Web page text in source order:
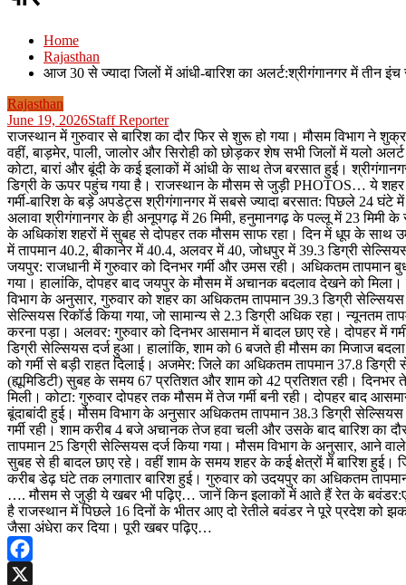
Home
Rajasthan
आज 30 से ज्यादा जिलों में आंधी-बारिश का अलर्ट:श्रीगंगानगर में तीन इंच
Rajasthan
June 19, 2026Staff Reporter
राजस्थान में गुरुवार से बारिश का दौर फिर से शुरू हो गया। मौसम विभाग ने
वहीं, बाड़मेर, पाली, जालोर और सिरोही को छोड़कर शेष सभी जिलों में यलो
कोटा, बारां और बूंदी के कई इलाकों में आंधी के साथ तेज बरसात हुई।
डिग्री के ऊपर पहुंच गया है। राजस्थान के मौसम से जुड़ी PHOTOS… ये शहर
गर्मी-बारिश के बड़े अपडेट्स श्रीगंगानगर में सबसे ज्यादा बरसात: पिछले 24 घंटे
अलावा श्रीगंगानगर के ही अनूपगढ़ में 26 मिमी, हनुमानगढ़ के पल्लू में 23 मिमी
के अधिकांश शहरों में सुबह से दोपहर तक मौसम साफ रहा। दिन में धूप के साथ
में तापमान 40.2, बीकानेर में 40.4, अलवर में 40, जोधपुर में 39.3 डिग्री
जयपुर: राजधानी में गुरुवार को दिनभर गर्मी और उमस रही। अधिकतम तापमान
गया। हालांकि, दोपहर बाद जयपुर के मौसम में अचानक बदलाव देखने को
विभाग के अनुसार, गुरुवार को शहर का अधिकतम तापमान 39.3 डिग्री सेल्सियस
सेल्सियस रिकॉर्ड किया गया, जो सामान्य से 2.3 डिग्री अधिक रहा। न्यूनतम
करना पड़ा। अलवर: गुरुवार को दिनभर आसमान में बादल छाए रहे। दोपहर में
डिग्री सेल्सियस दर्ज हुआ। हालांकि, शाम को 6 बजते ही मौसम का मिजाज
को गर्मी से बड़ी राहत दिलाई। अजमेर: जिले का अधिकतम तापमान 37.8
(ह्यूमिडिटी) सुबह के समय 67 प्रतिशत और शाम को 42 प्रतिशत रही।
मिली। कोटा: गुरुवार दोपहर तक मौसम में तेज गर्मी बनी रही। दोपहर
बूंदाबांदी हुई। मौसम विभाग के अनुसार अधिकतम तापमान 38.3 डिग्री
गर्मी रही। शाम करीब 4 बजे अचानक तेज हवा चली और उसके बाद बारिश का
तापमान 25 डिग्री सेल्सियस दर्ज किया गया। मौसम विभाग के अनुसार, आने
सुबह से ही बादल छाए रहे। वहीं शाम के समय शहर के कई क्षेत्रों में बारिश
करीब डेढ़ घंटे तक लगातार बारिश हुई। गुरुवार को उदयपुर का अधिकतम
…. मौसम से जुड़ी ये खबर भी पढ़िए… जानें किन इलाकों में आते हैं रेत के
है राजस्थान में पिछले 16 दिनों के भीतर आए दो रेतीले बवंडर ने पूरे प्रदेश को
जैसा अंधेरा कर दिया। पूरी खबर पढ़िए…
Facebook